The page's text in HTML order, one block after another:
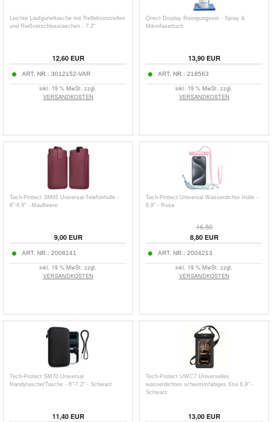
Leichte Laufgürteltasche mit Reflektorstreifen
und Reißverschlusstaschen - 7.2"
12,60EUR
ART. NR.: 3012152-VAR
inkl. 19 % MwSt. zzgl.
VERSANDKOSTEN
Qnect Display Reinigungsset - Spray &
Mikrofasertuch
13,90EUR
ART. NR.: 218563
inkl. 19 % MwSt. zzgl.
VERSANDKOSTEN
Tech-Protect SM65 Universal-Telefonhülle -
6"-6.9" - Maulbeere
9,00EUR
ART. NR.: 2008141
inkl. 19 % MwSt. zzgl.
VERSANDKOSTEN
Tech-Protect Universal Wasserdichte Hülle -
6.9" - Rosa
16,50
8,80EUR
ART. NR.: 2004213
inkl. 19 % MwSt. zzgl.
VERSANDKOSTEN
Tech-Protect SM70 Universal
Handytasche/Tasche - 6"-7.2" - Schwarz
11,40EUR
Tech-Protect UWC7 Universelles
wasserdichtes schwimmfähiges Etui 6.9" -
Schwarz
13,00EUR